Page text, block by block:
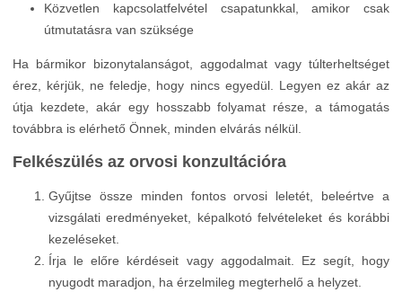
Közvetlen kapcsolatfelvétel csapatunkkal, amikor csak
útmutatásra van szüksége
Ha bármikor bizonytalanságot, aggodalmat vagy túlterheltséget
érez, kérjük, ne feledje, hogy nincs egyedül. Legyen ez akár az
útja kezdete, akár egy hosszabb folyamat része, a támogatás
továbbra is elérhető Önnek, minden elvárás nélkül.
Felkészülés az orvosi konzultációra
Gyűjtse össze minden fontos orvosi leletét, beleértve a
vizsgálati eredményeket, képalkotó felvételeket és korábbi
kezeléseket.
Írja le előre kérdéseit vagy aggodalmait. Ez segít, hogy
nyugodt maradjon, ha érzelmileg megterhelő a helyzet.